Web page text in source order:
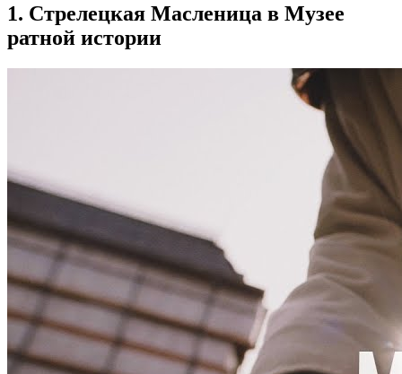
1. Стрелецкая Масленица в Музее
ратной истории